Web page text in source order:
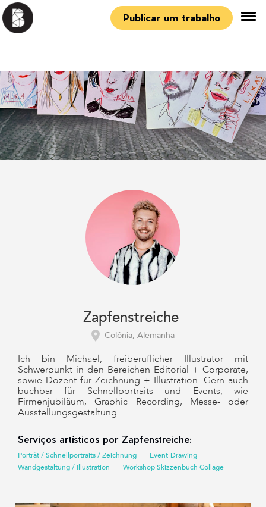
Publicar um trabalho
Zapfenstreiche
Colônia, Alemanha
Ich bin Michael, freiberuflicher Illustrator mit
Schwerpunkt in den Bereichen Editorial + Corporate,
sowie Dozent für Zeichnung + Illustration. Gern auch
buchbar für Schnellportraits und Events, wie
Firmenjubiläum, Graphic Recording, Messe- oder
Ausstellungsgestaltung.
Serviços artísticos por Zapfenstreiche:
Porträt / Schnellportraits / Zeichnung
Event-Drawing
Wandgestaltung / Illustration
Workshop Skizzenbuch Collage